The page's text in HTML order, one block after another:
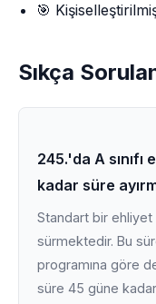
🎯
Sıkça
245.'da A sınıfı
kadar süre
Standart bir
sürmektedir. Bu
programına göre
süre 45 güne